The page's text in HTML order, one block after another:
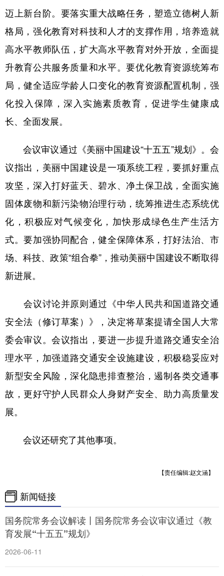
迈上新台阶。要落实重大战略任务，塑造立德树人新
格局，强化教育对科技和人才的支撑作用，培养造就
高水平教师队伍，扩大高水平教育对外开放，全面提
升教育公共服务质量和水平。要优化教育资源统筹布
局，健全适应学龄人口变化的教育资源配置机制，强
化投入保障，深入实施素质教育，促进学生健康成
长、全面发展。
会议审议通过《美丽中国建设“十五五”规划》。会
议指出，美丽中国建设是一项系统工程，要抓好重点
攻坚，深入打好蓝天、碧水、净土保卫战，全面实施
固体废物和新污染物治理行动，统筹推进生态系统优
化，积极应对气候变化，加快形成绿色生产生活方
式。要加强协同配合，健全保障体系，打好法治、市
场、科技、政策“组合拳”，推动美丽中国建设不断取得
新进展。
会议讨论并原则通过《中华人民共和国道路交通
安全法（修订草案）》，决定将草案提请全国人大常
委会审议。会议指出，要进一步提升道路交通安全治
理水平，加强道路交通安全设施建设，积极稳妥应对
新型安全风险，深化隐患排查整治，遏制各类交通事
故，更好守护人民群众人身财产安全、助力高质量发
展。
会议还研究了其他事项。
【责任编辑:赵文涵】
新闻链接
国务院常务会议解读丨国务院常务会议审议通过《教
育发展“十五五”规划》
2026-06-11